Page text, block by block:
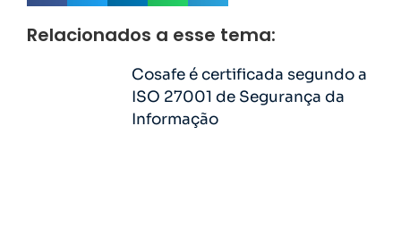
Relacionados a esse tema:
Cosafe é certificada segundo a
ISO 27001 de Segurança da
Informação